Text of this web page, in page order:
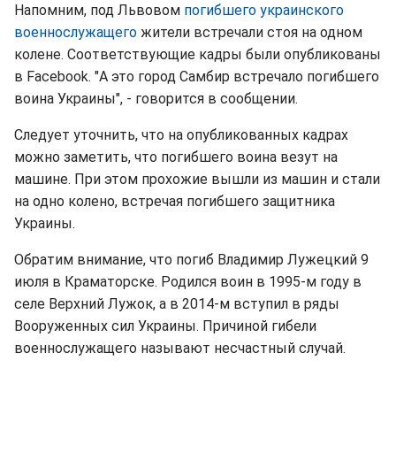
Напомним, под Львовом погибшего украинского
военнослужащего жители встречали стоя на одном
колене. Соответствующие кадры были опубликованы
в Facebook. "А это город Самбир встречало погибшего
воина Украины", - говорится в сообщении.
Следует уточнить, что на опубликованных кадрах
можно заметить, что погибшего воина везут на
машине. При этом прохожие вышли из машин и стали
на одно колено, встречая погибшего защитника
Украины.
Обратим внимание, что погиб Владимир Лужецкий 9
июля в Краматорске. Родился воин в 1995-м году в
селе Верхний Лужок, а в 2014-м вступил в ряды
Вооруженных сил Украины. Причиной гибели
военнослужащего называют несчастный случай.